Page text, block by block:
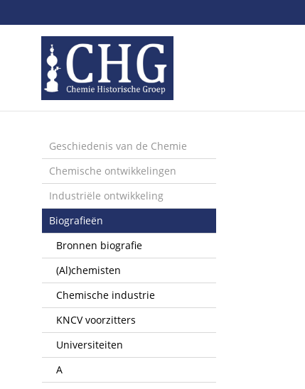
links
Spring
naar
de
inhoud
naar
het
menu
Geschiedenis van de Chemie
Chemische ontwikkelingen
Industriële ontwikkeling
Biografieën
Bronnen biografie
(Al)chemisten
Chemische industrie
KNCV voorzitters
Universiteiten
A